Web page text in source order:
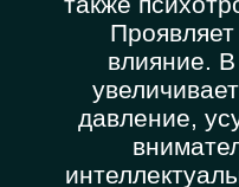
влияние. В
давление,